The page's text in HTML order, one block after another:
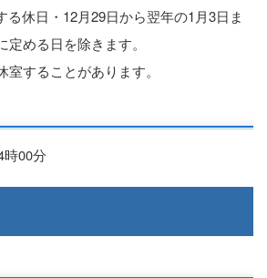
る休日・12月29日から翌年の1月3日ま
める日を除きます。
することがあります。
00分